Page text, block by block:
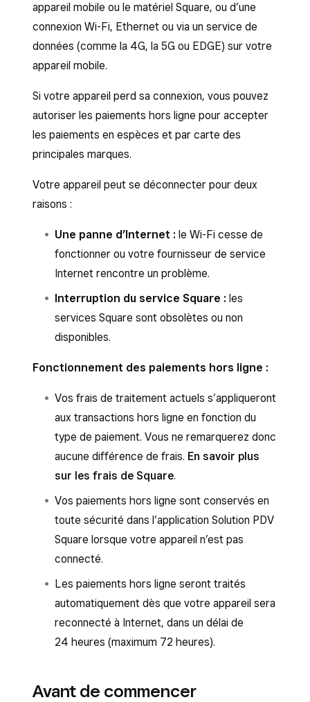
appareil mobile ou le matériel Square, ou d’une
connexion Wi-Fi, Ethernet ou via un service de
données (comme la 4G, la 5G ou EDGE) sur votre
appareil mobile.
Si votre appareil perd sa connexion, vous pouvez
autoriser les paiements hors ligne pour accepter
les paiements en espèces et par carte des
principales marques.
Votre appareil peut se déconnecter pour deux
raisons :
Une panne d’Internet : le Wi-Fi cesse de
fonctionner ou votre fournisseur de service
Internet rencontre un problème.
Interruption du service Square : les
services Square sont obsolètes ou non
disponibles.
Fonctionnement des paiements hors ligne :
Vos frais de traitement actuels s’appliqueront
aux transactions hors ligne en fonction du
type de paiement. Vous ne remarquerez donc
aucune différence de frais. En savoir plus
sur les frais de Square.
Vos paiements hors ligne sont conservés en
toute sécurité dans l’application Solution PDV
Square lorsque votre appareil n’est pas
connecté.
Les paiements hors ligne seront traités
automatiquement dès que votre appareil sera
reconnecté à Internet, dans un délai de
24 heures (maximum 72 heures).
Avant de commencer